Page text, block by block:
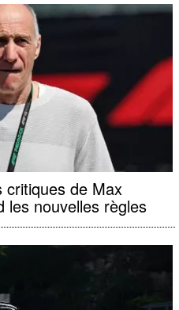
critiques de Max
les nouvelles règles